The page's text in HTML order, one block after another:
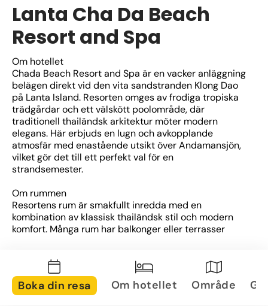
Lanta Cha Da Beach
Resort and Spa
Om hotellet
Chada Beach Resort and Spa är en vacker anläggning
belägen direkt vid den vita sandstranden Klong Dao
på Lanta Island. Resorten omges av frodiga tropiska
trädgårdar och ett välskött poolområde, där
traditionell thailändsk arkitektur möter modern
elegans. Här erbjuds en lugn och avkopplande
atmosfär med enastående utsikt över Andamansjön,
vilket gör det till ett perfekt val för en
strandsemester.
Om rummen
Resortens rum är smakfullt inredda med en
kombination av klassisk thailändsk stil och modern
komfort. Många rum har balkonger eller terrasser
Wi-Fi, minibar och andra bekvämligheter för en
behaglig vistelse.
Boka din resa Om hotellet Område